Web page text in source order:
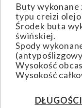
Buty wykonane
typu creizi
Środek buta
świńskiej.
Spody
Wysokość
Wysokość